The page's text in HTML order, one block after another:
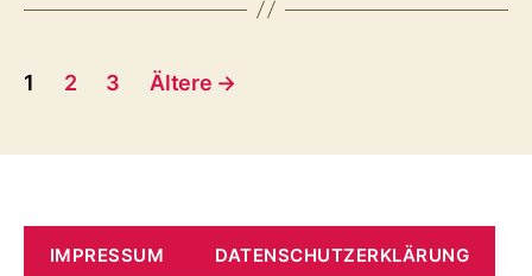
Seitennummerierung
Beiträge
1 2 3 Ältere →
IMPRESSUM DATENSCHUTZERKLÄRUNG